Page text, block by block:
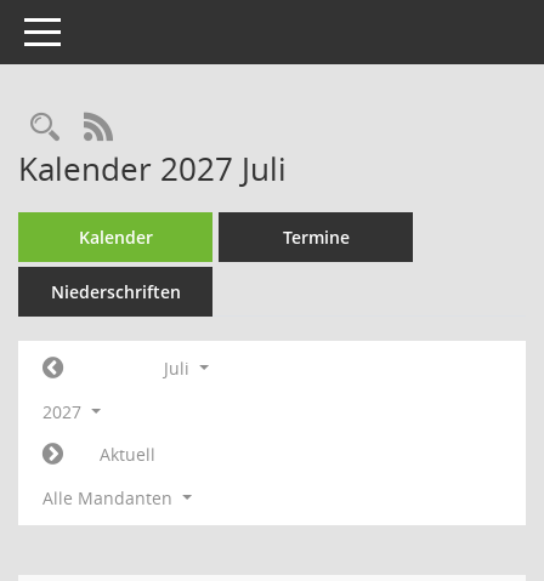
Toggle navigation
Rechercheauswahl
RSS-Feed
Kalender 2027 Juli
Kalender Termine
Niederschriften
Juli
2027
Aktuell
Alle Mandanten